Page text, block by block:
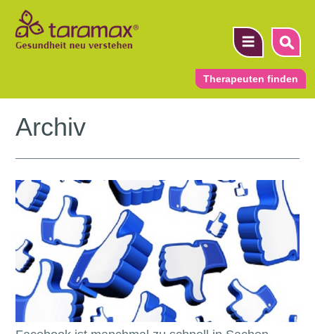
Therapeuten finden
▼
Archiv